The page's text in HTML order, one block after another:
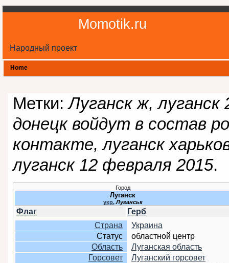
Momotik.ru
Народный проект
Home
Метки:Луганск ж, луганск
донецк войдут в состав
контакте, луганск
луганск 12 февраля 2015.
Город
Луганск
укр. Луганськ
Флаг
Герб
Страна
Украина
Статус
областной центр
Область
Луганская область
Горсовет
Луганский горсовет